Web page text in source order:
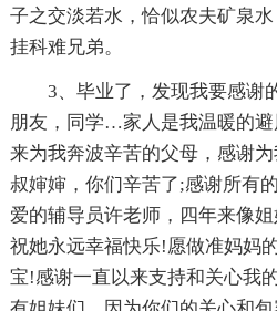
子之交淡若水，恰似农夫矿泉
挂科难兄弟。
3、毕业了，发现我要感谢
朋友，同学…家人是我温暖的
来为我奔波辛苦的父母，感谢
叔婶婶，你们辛苦了;感谢所有
爱的辅导员许老师，四年来像
祝她永远幸福快乐!愿做准妈妈
宝!感谢一直以来支持和关心我